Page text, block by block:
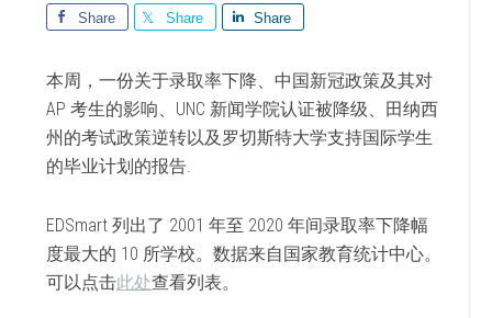
Share Share Share
本周，一份关于录取率下降、中国新冠政策及其对
AP 考生的影响、UNC 新闻学院认证被降级、田纳西
州的考试政策逆转以及罗切斯特大学支持国际学生
的毕业计划的报告.
EDSmart 列出了 2001 年至 2020 年间录取率下降幅
度最大的 10 所学校。数据来自国家教育统计中心。
可以点击此处查看列表。